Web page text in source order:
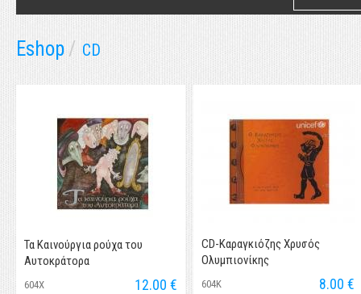
Eshop / CD
Τα Καινούργια ρούχα του
Αυτοκράτορα
604Χ 12.00 €
CD-Καραγκιόζης Χρυσός
Ολυμπιονίκης
604Κ 8.00 €